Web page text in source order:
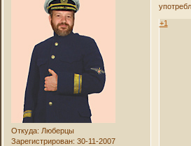
Откуда: Люберцы
Зарегистрирован: 30-11-2007
+1